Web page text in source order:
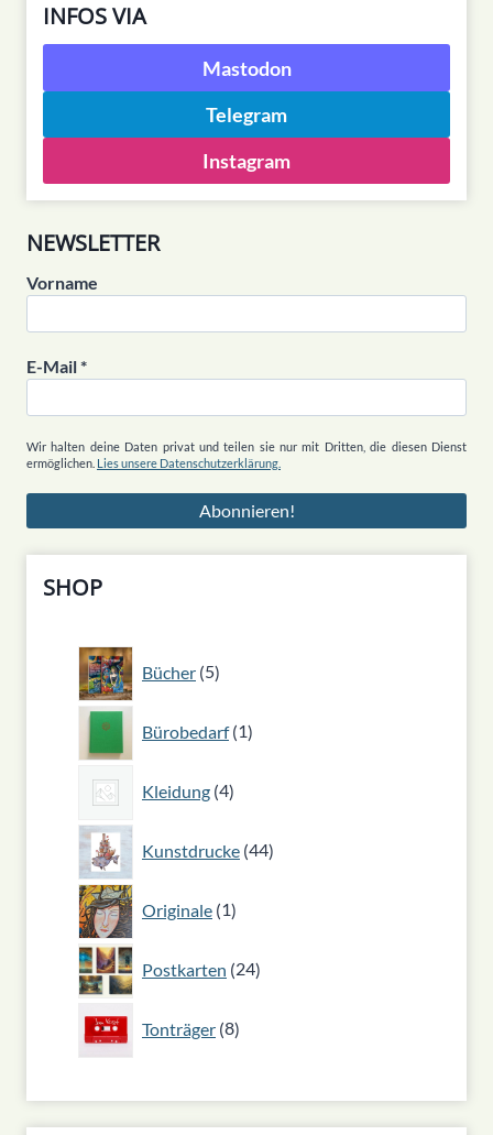
INFOS VIA
Mastodon
Telegram
Instagram
NEWSLETTER
Vorname
E-Mail*
Wir halten deine Daten privat und teilen sie nur mit Dritten, die diesen Dienst
ermöglichen. Lies unsere Datenschutzerklärung.
SHOP
Bücher 5
Produkte
Bürobedarf 1
Produkt
Kleidung 4
Produkte
Kunstdrucke 44
Produkte
Originale 1
Produkt
Postkarten 24
Produkte
Tonträger 8
Produkte